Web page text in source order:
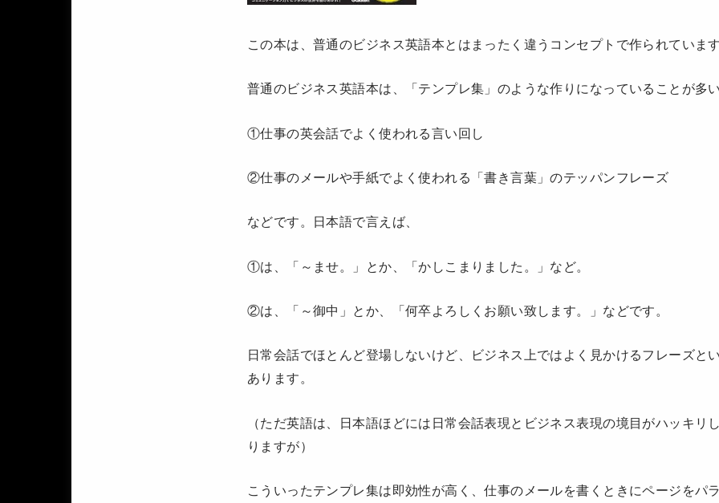
この本は、普通のビジネス英語本とはまったく違うコンセプトで作られています
普通のビジネス英語本は、「テンプレ集」のような作りになっていることが多い
①仕事の英会話でよく使われる言い回し
②仕事のメールや手紙でよく使われる「書き言葉」のテッパンフレーズ
などです。日本語で言えば、
①は、「～ませ。」とか、「かしこまりました。」など。
②は、「～御中」とか、「何卒よろしくお願い致します。」などです。
日常会話でほとんど登場しないけど、ビジネス上ではよく見かけるフレーズと
あります。
（ただ英語は、日本語ほどには日常会話表現とビジネス表現の境目がハッキリ
りますが）
こういったテンプレ集は即効性が高く、仕事のメールを書くときにページをパ